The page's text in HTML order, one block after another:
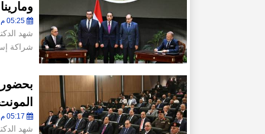
05:25 م - الإثنين 9 فبراير 2026
شهد
شراكة
بحضور
المونت
شهد